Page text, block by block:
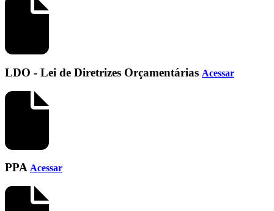
LDO - Lei de Diretrizes Orçamentárias Acessar
PPA Acessar